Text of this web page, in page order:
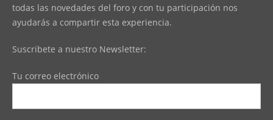
todas las novedades del foro y con tu participación nos
ayudarás a compartir esta experiencia.
Suscribete a nuestro Newsletter:
Tu correo electrónico